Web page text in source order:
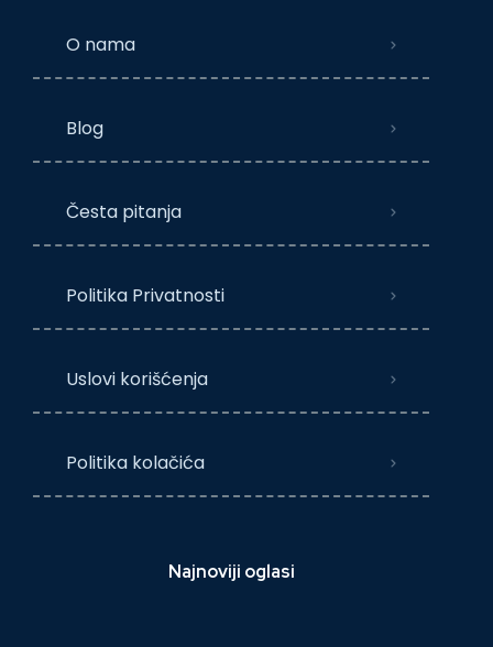
O nama
Blog
Česta pitanja
Politika Privatnosti
Uslovi korišćenja
Politika kolačića
Najnoviji oglasi